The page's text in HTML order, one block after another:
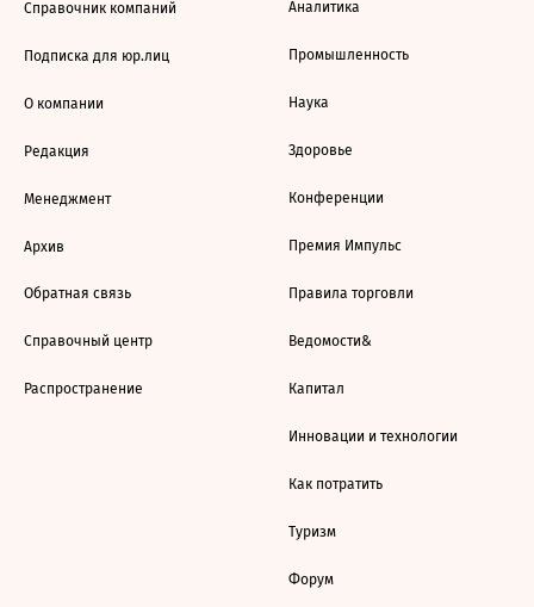
Справочник компаний
Подписка для юр.лиц
О компании
Редакция
Менеджмент
Архив
Обратная связь
Справочный центр
Распространение
Аналитика
Промышленность
Наука
Здоровье
Конференции
Премия Импульс
Правила торговли
Ведомости&
Капитал
Инновации и технологии
Как потратить
Туризм
Форум